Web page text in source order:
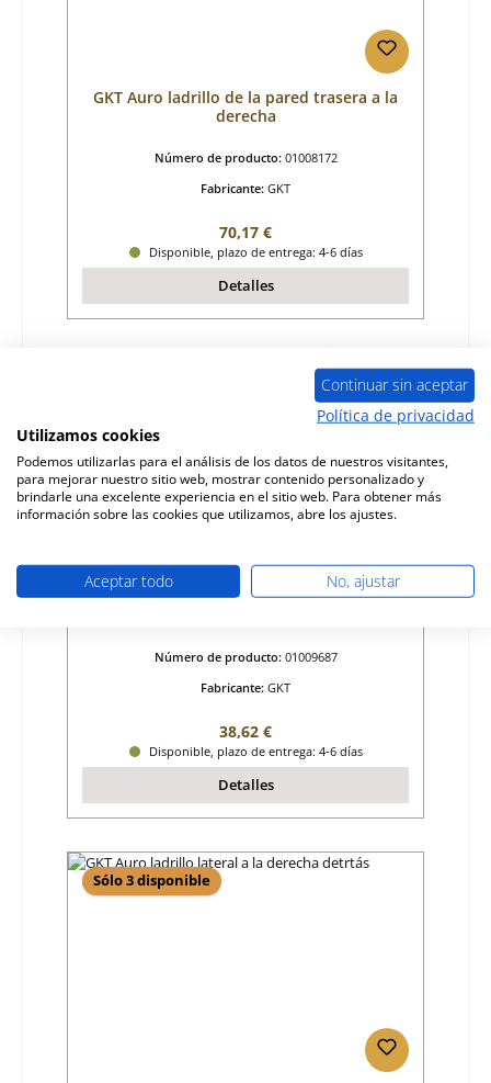
GKT Auro ladrillo de la pared trasera a la
derecha
Número de producto: 01008172
Fabricante: GKT
Precio normal:
70,17 €
Disponible, plazo de entrega: 4-6 días
Detalles
GKT Auro ladrillo lateral a la izquierda
Número de producto: 01009687
Fabricante: GKT
Precio normal:
38,62 €
Disponible, plazo de entrega: 4-6 días
Detalles
Sólo 3 disponible
Continuar sin aceptar
Política de privacidad
Utilizamos cookies
Podemos utilizarlas para el análisis de los datos de nuestros visitantes,
para mejorar nuestro sitio web, mostrar contenido personalizado y
brindarle una excelente experiencia en el sitio web. Para obtener más
información sobre las cookies que utilizamos, abre los ajustes.
Aceptar todo No, ajustar